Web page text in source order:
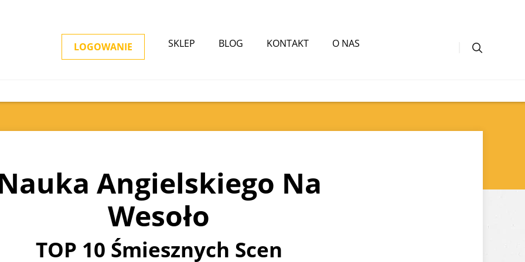
LOGOWANIE SKLEP BLOG KONTAKT O NAS
Angielskiego Na
Wesoło
TOP 10 Śmiesznych Scen